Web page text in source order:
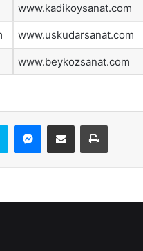
www.kadikoysanat.com
www.uskudarsanat.com
www.beykozsanat.com
Skype Messenger
E-Posta ile paylaş Yazdır